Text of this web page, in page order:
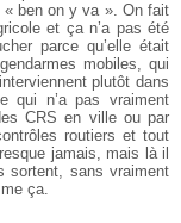
ben on y va ». On fait
et ça n’a pas été
parce qu’elle était
mobiles, qui
plutôt dans
qui n’a pas vraiment
CRS en ville ou par
routiers et tout
jamais, mais là il
sortent, sans vraiment
ça.